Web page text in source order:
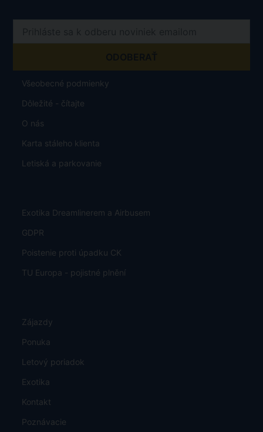
Všeobecné podmienky
Dôležité - čítajte
O nás
Karta stáleho klienta
Letiská a parkovanie
Exotika Dreamlinerem a Airbusem
GDPR
Poistenie proti úpadku CK
TU Europa - pojistné plnění
Zájazdy
Ponuka
Letový poriadok
Exotika
Kontakt
Poznávacie